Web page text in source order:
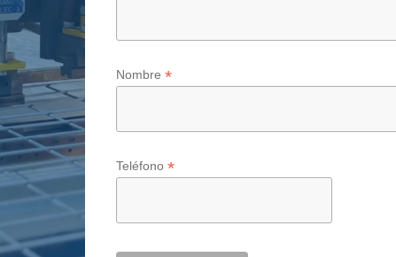
Nombre*
Teléfono*